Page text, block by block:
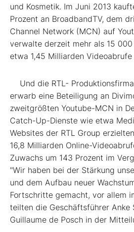
und Kosmetik. Im Juni 2013
Prozent an BroadbandTV, dem
Channel Network (MCN) auf
verwalte derzeit mehr als 15 000
etwa 1,45 Milliarden
Und die RTL-
erwarb eine Beteiligung an
zweitgrößten Youtube-MCN in
Catch-Up-Dienste wie etwa
Websites der RTL Group
16,8 Milliarden Online-
Zuwachs um 143 Prozent im
"Wir haben bei der Stärkung
und dem Aufbau neuer
Fortschritte gemacht, vor allem
teilten die Geschäftsführer Anke
Guillaume de Posch in der